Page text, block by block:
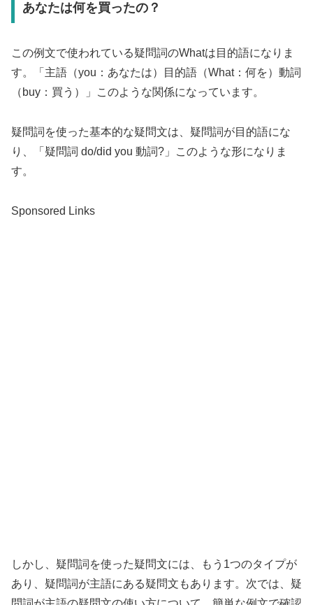
あなたは何を買ったの？
この例文で使われている疑問詞のWhatは目的語になりま
す。「主語（you：あなたは）目的語（What：何を）動詞
（buy：買う）」このような関係になっています。
疑問詞を使った基本的な疑問文は、疑問詞が目的語にな
り、「疑問詞 do/did you 動詞?」このような形になりま
す。
Sponsored Links
しかし、疑問詞を使った疑問文には、もう1つのタイプが
あり、疑問詞が主語にある疑問文もあります。次では、疑